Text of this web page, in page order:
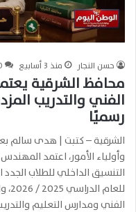
حسن النجار منذ 3 أسابيع
محافظ الشرقية
الفني والتدريب
رسميًا
الشرقية – كتبت | هدى سالم بعد
وأولياء الأمور، اعتمد
التنسيق الداخلي للطلاب